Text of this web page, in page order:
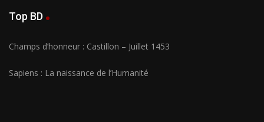
Top BD
Champs d’honneur : Castillon – Juillet 1453
Sapiens : La naissance de l’Humanité